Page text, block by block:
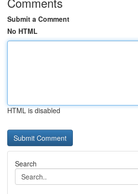
Submit a Comment
No HTML
HTML is disabled
Search